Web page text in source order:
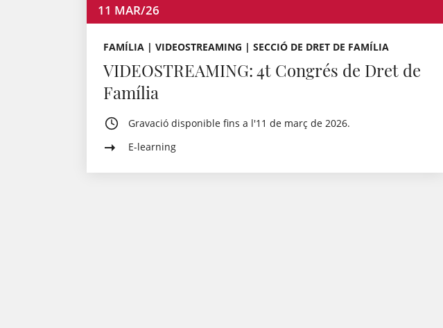
11 MAR/26
FAMÍLIA | VIDEOSTREAMING | SECCIÓ DE DRET DE FAMÍLIA
VIDEOSTREAMING: 4t Congrés de Dret de
Família
Gravació disponible fins a l'11 de març de 2026.
E-learning